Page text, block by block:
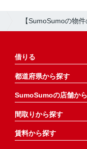
【SumoSumoの物
借りる
都道府県から探す
SumoSumoの店舗か
間取りから探す
賃料から探す